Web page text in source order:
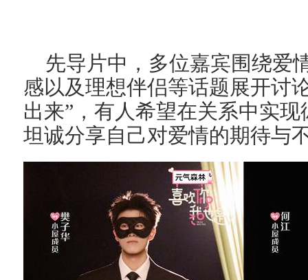
先导片中，多位嘉宾围绕爱
感以及理想伴侣等话题展开讨
出来”，有人希望在关系中实
坦诚分享自己对爱情的期待与